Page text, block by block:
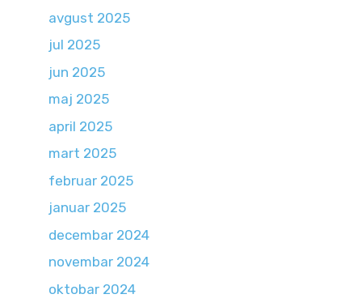
avgust 2025
jul 2025
jun 2025
maj 2025
april 2025
mart 2025
februar 2025
januar 2025
decembar 2024
novembar 2024
oktobar 2024